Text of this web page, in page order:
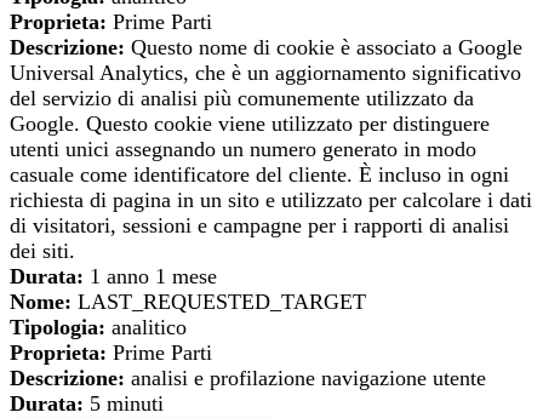
Proprieta: Prime Parti
Descrizione: Questo nome di cookie è associato a Google
Universal Analytics, che è un aggiornamento significativo
del servizio di analisi più comunemente utilizzato da
Google. Questo cookie viene utilizzato per distinguere
utenti unici assegnando un numero generato in modo
casuale come identificatore del cliente. È incluso in ogni
richiesta di pagina in un sito e utilizzato per calcolare i dati
di visitatori, sessioni e campagne per i rapporti di analisi
dei siti.
Durata: 1 anno 1 mese
Nome: LAST_REQUESTED_TARGET
Tipologia: analitico
Proprieta: Prime Parti
Descrizione: analisi e profilazione navigazione utente
Durata: 5 minuti